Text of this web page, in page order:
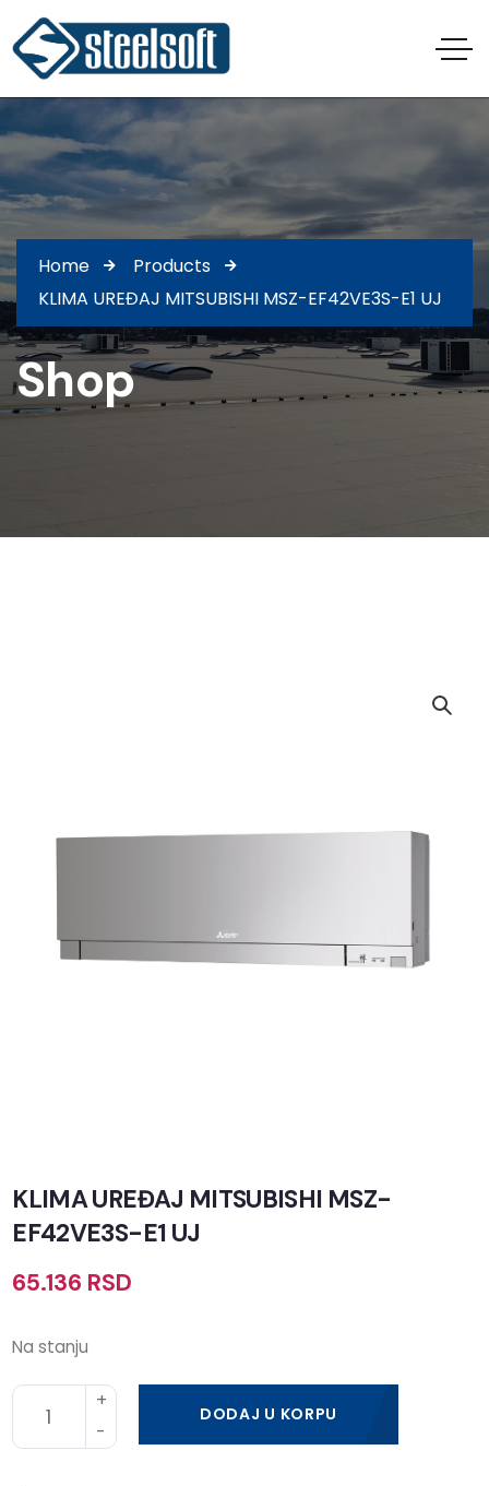
Home
Products
KLIMA UREĐAJ MITSUBISHI MSZ-EF42VE3S-E1 UJ
Shop
KLIMA UREĐAJ MITSUBISHI MSZ-
EF42VE3S-E1 UJ
65.136 RSD
Na stanju
DODAJ U KORPU